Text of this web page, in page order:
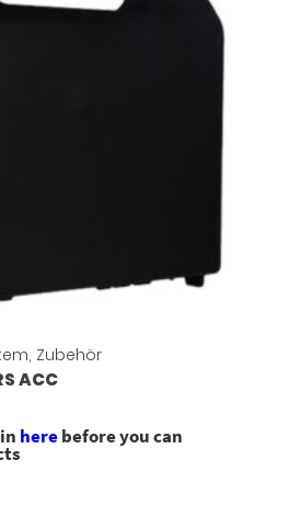
, Zubehör
ACC
herebefore you can